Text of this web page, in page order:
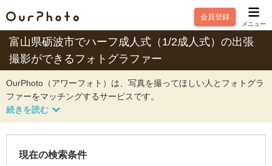
会員登録
メニュー
富山県砺波市でハーフ成人式（1/2成人式）の出張
撮影ができるフォトグラファー
OurPhoto（アワーフォト）は、写真を撮ってほしい人とフォトグラ
ファーをマッチングするサービスです。
現在の検索条件